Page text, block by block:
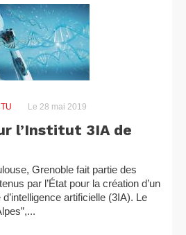
Le 28 mai 2019
l’Institut 3IA de
Grenoble fait partie des
par l’État pour la création d’un
artificielle (3IA). Le